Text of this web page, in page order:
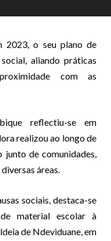
2023, o seu plano de
aliando práticas
com as
reflectiu-se em
realizou ao longo de
de comunidades,
áreas.
sociais, destaca-se
material escolar à
de Ndeviduane, em